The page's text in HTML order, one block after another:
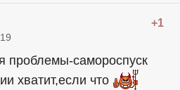
+1
проблемы-самороспуск
хватит,если что